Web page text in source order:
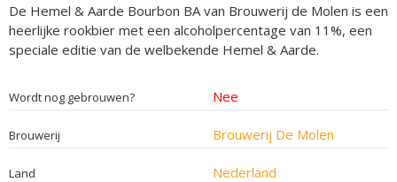
De Hemel & Aarde Bourbon BA van Brouwerij de Molen is een
heerlijke rookbier met een alcoholpercentage van 11%, een
speciale editie van de welbekende Hemel & Aarde.
Wordt nog gebrouwen? Nee
Brouwerij Brouwerij De Molen
Land Nederland